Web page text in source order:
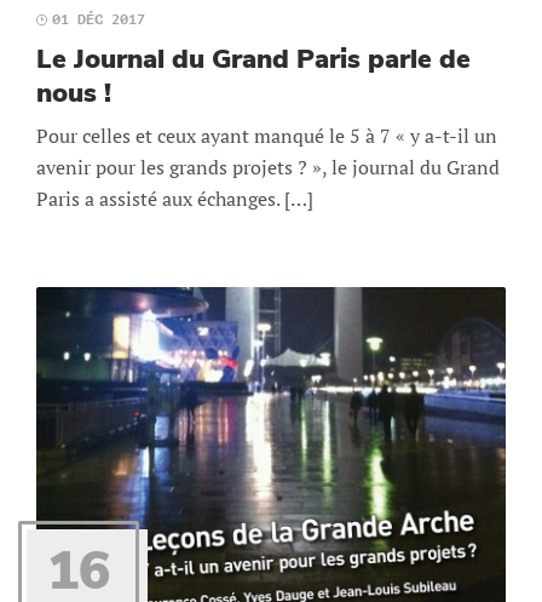
01 DÉC 2017
Le Journal du Grand Paris parle de
nous !
Pour celles et ceux ayant manqué le 5 à 7 « y a-t-il un
avenir pour les grands projets ? », le journal du Grand
Paris a assisté aux échanges. […]
16